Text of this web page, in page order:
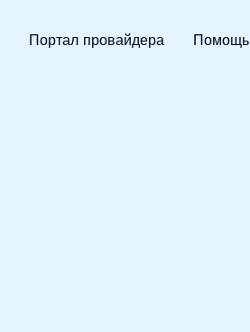
Портал провайдера Помощь